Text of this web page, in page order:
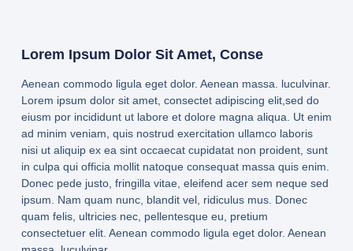
Lorem Ipsum Dolor Sit Amet, Conse
Aenean commodo ligula eget dolor. Aenean massa. luculvinar.
Lorem ipsum dolor sit amet, consectet adipiscing elit,sed do
eiusm por incididunt ut labore et dolore magna aliqua. Ut enim
ad minim veniam, quis nostrud exercitation ullamco laboris
nisi ut aliquip ex ea sint occaecat cupidatat non proident, sunt
in culpa qui officia mollit natoque consequat massa quis enim.
Donec pede justo, fringilla vitae, eleifend acer sem neque sed
ipsum. Nam quam nunc, blandit vel, ridiculus mus. Donec
quam felis, ultricies nec, pellentesque eu, pretium
consectetuer elit. Aenean commodo ligula eget dolor. Aenean